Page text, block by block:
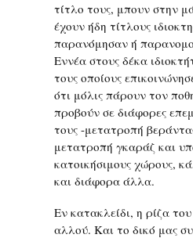
τίτλο τους, μπουν στην
έχουν ήδη τίτλους
παρανόμησαν ή
Εννέα στους δέκα
τους οποίους
ότι μόλις πάρουν τον
προβούν σε διάφορες
τους -μετατροπή
μετατροπή γκαράζ και
κατοικήσιμους χώρους,
και διάφορα άλλα.
Εν κατακλείδι, η ρίζα
αλλού. Και το δικό μας